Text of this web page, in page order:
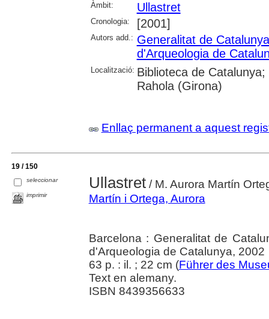
Àmbit: Ullastret
Cronologia: [2001]
Autors add.: Generalitat de Catalunya
d'Arqueologia de
Localització: Biblioteca de
Rahola (Girona)
Enllaç permanent a aquest
19 / 150
seleccionar
imprimir
Ullastret/ M. Aurora Martín
Martín i Ortega, Aurora
Barcelona : Generalitat de
d'Arqueologia de Catalunya, 2002
63 p. : il. ; 22 cm (Führer des
Text en alemany.
ISBN 8439356633